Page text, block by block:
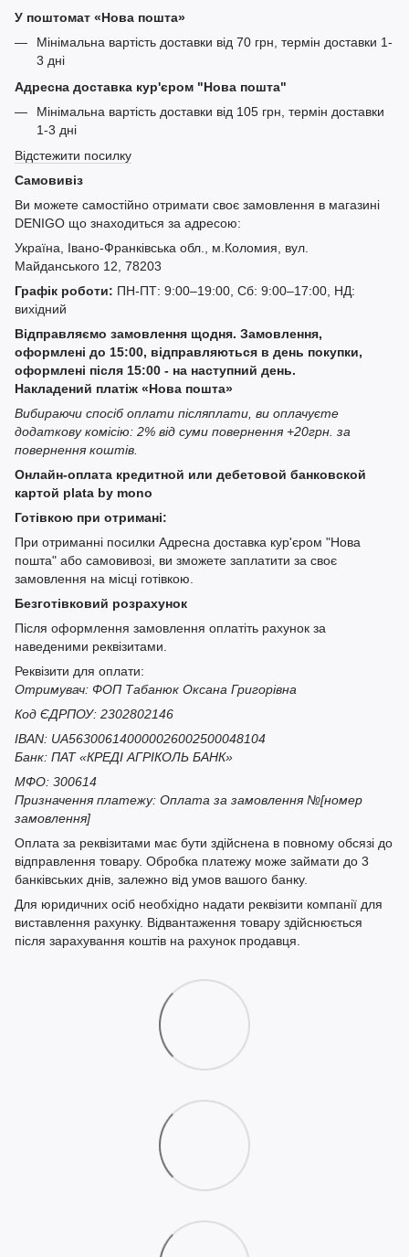
У поштомат «Нова пошта»
Мінімальна вартість доставки від 70 грн, термін доставки 1-
3 дні
Адресна доставка кур'єром "Нова пошта"
Мінімальна вартість доставки від 105 грн, термін доставки
1-3 дні
Відстежити посилку
Самовивіз
Ви можете самостійно отримати своє замовлення в магазині
DENIGO що знаходиться за адресою:
Україна, Івано-Франківська обл., м.Коломия, вул.
Майданського 12, 78203
Графік роботи: ПН-ПТ: 9:00–19:00, Сб: 9:00–17:00, НД:
вихідний
Відправляємо замовлення щодня. Замовлення,
оформлені до 15:00, відправляються в день покупки,
оформлені після 15:00 - на наступний день.
Накладений платіж «Нова пошта»
Вибираючи спосіб оплати післяплати, ви оплачуєте
додаткову комісію: 2% від суми повернення +20грн. за
повернення коштів.
Онлайн-оплата кредитной или дебетовой банковской
картой plata by mono
Готівкою при отримані:
При отриманні посилки Адресна доставка кур'єром "Нова
пошта" або самовивозі, ви зможете заплатити за своє
замовлення на місці готівкою.
Безготівковий розрахунок
Після оформлення замовлення оплатіть рахунок за
наведеними реквізитами.
Реквізити для оплати:
Отримувач: ФОП Табанюк Оксана Григорівна
Код ЄДРПОУ: 2302802146
IBAN: UA563006140000026002500048104
Банк: ПАТ «КРЕДІ АГРІКОЛЬ БАНК»
МФО: 300614
Призначення платежу: Оплата за замовлення №[номер
замовлення]
Оплата за реквізитами має бути здійснена в повному обсязі до
відправлення товару. Обробка платежу може займати до 3
банківських днів, залежно від умов вашого банку.
Для юридичних осіб необхідно надати реквізити компанії для
виставлення рахунку. Відвантаження товару здійснюється
після зарахування коштів на рахунок продавця.